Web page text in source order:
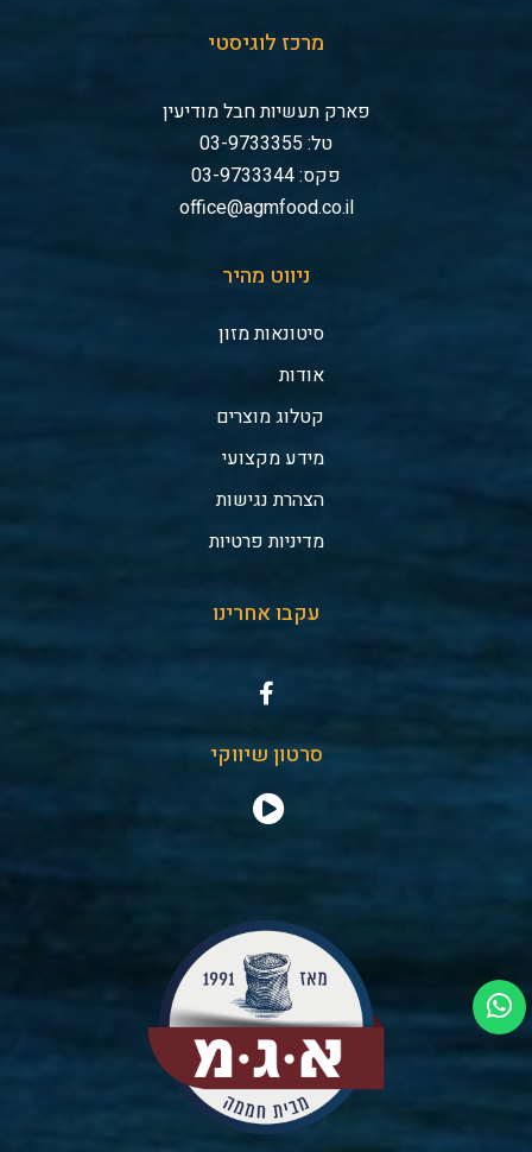
מרכז לוגיסטי
פארק תעשיות חבל מודיעין
טל: 03-9733355
פקס: 03-9733344
office@agmfood.co.il
ניווט מהיר
סיטונאות מזון
אודות
קטלוג מוצרים
מידע מקצועי
הצהרת נגישות
מדיניות פרטיות
עקבו אחרינו
סרטון שיווקי